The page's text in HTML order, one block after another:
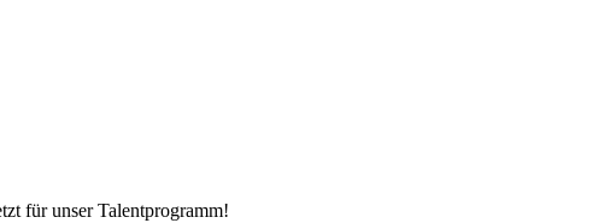
für unser Talentprogramm!